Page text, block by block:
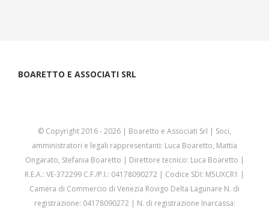
BOARETTO E ASSOCIATI SRL
© Copyright 2016 -2026 | Boaretto e Associati Srl | Soci,
amministratori e legali rappresentanti: Luca Boaretto, Mattia
Ongarato, Stefania Boaretto | Direttore tecnico: Luca Boaretto |
R.E.A.: VE-372299 C.F./P.I.: 04178090272 | Codice SDI: M5UXCR1 |
Camera di Commercio di Venezia Rovigo Delta Lagunare N. di
registrazione: 04178090272 | N. di registrazione Inarcassa: